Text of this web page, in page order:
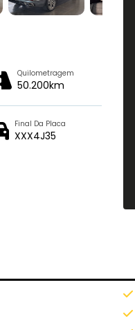
Quilometragem
50.200km
Final Da Placa
XXX4J35